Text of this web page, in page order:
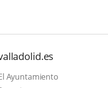
Ayuntamiento